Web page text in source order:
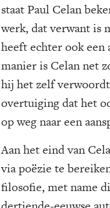
staat Paul Celan
werk, dat verwant is
heeft echter ook
manier is Celan net
hij het zelf
overtuiging dat het
op weg naar een
Aan het eind van
via poëzie te
filosofie, met name